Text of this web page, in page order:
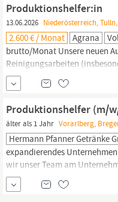
standardisierter Formulare
eines zugewiesenen
Produktionshelfer:in
13.06.2026 Niederösterreich,
2.600 € / Monat Agrana
brutto/Monat Unsere neuen
Reinigungsarbeiten
Zentrifugalsieben) Du bist für
der Nassstärkefabrik
der Hygiene- und
Reinigungstätigkeiten im
Produktionshelfer (m/
älter als 1 Jahr Vorarlberg,
Hermann Pfanner Getränke
expandierendes
wir unser Team am
WORUM GEHT´S?
der Produktion DAS